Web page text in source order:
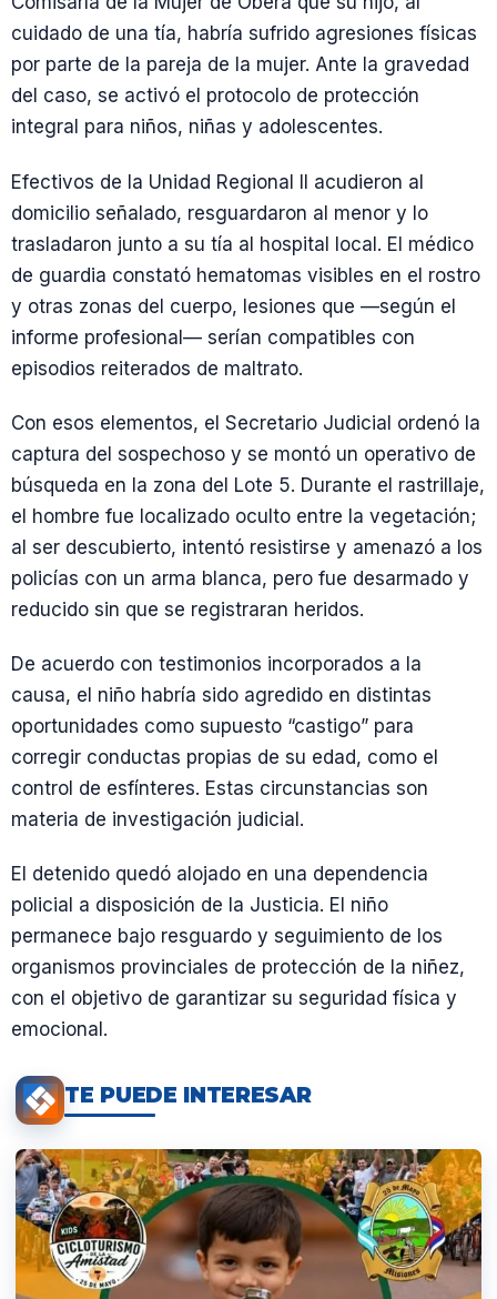
cuidado de una tía, habría sufrido agresiones físicas
por parte de la pareja de la mujer. Ante la gravedad
del caso, se activó el protocolo de protección
integral para niños, niñas y adolescentes.
Efectivos de la Unidad Regional II acudieron al
domicilio señalado, resguardaron al menor y lo
trasladaron junto a su tía al hospital local. El médico
de guardia constató hematomas visibles en el rostro
y otras zonas del cuerpo, lesiones que —según el
informe profesional— serían compatibles con
episodios reiterados de maltrato.
Con esos elementos, el Secretario Judicial ordenó la
captura del sospechoso y se montó un operativo de
búsqueda en la zona del Lote 5. Durante el rastrillaje,
el hombre fue localizado oculto entre la vegetación;
al ser descubierto, intentó resistirse y amenazó a los
policías con un arma blanca, pero fue desarmado y
reducido sin que se registraran heridos.
De acuerdo con testimonios incorporados a la
causa, el niño habría sido agredido en distintas
oportunidades como supuesto “castigo” para
corregir conductas propias de su edad, como el
control de esfínteres. Estas circunstancias son
materia de investigación judicial.
El detenido quedó alojado en una dependencia
policial a disposición de la Justicia. El niño
permanece bajo resguardo y seguimiento de los
organismos provinciales de protección de la niñez,
con el objetivo de garantizar su seguridad física y
emocional.
TE PUEDE INTERESAR